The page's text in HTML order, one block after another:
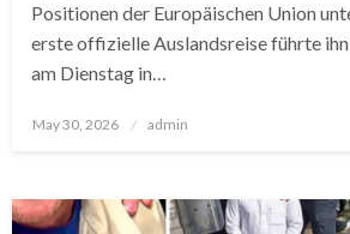
Positionen der Europäischen Union
erste offizielle Auslandsreise führte
am Dienstag in…
Posted
May 30, 2026 admin